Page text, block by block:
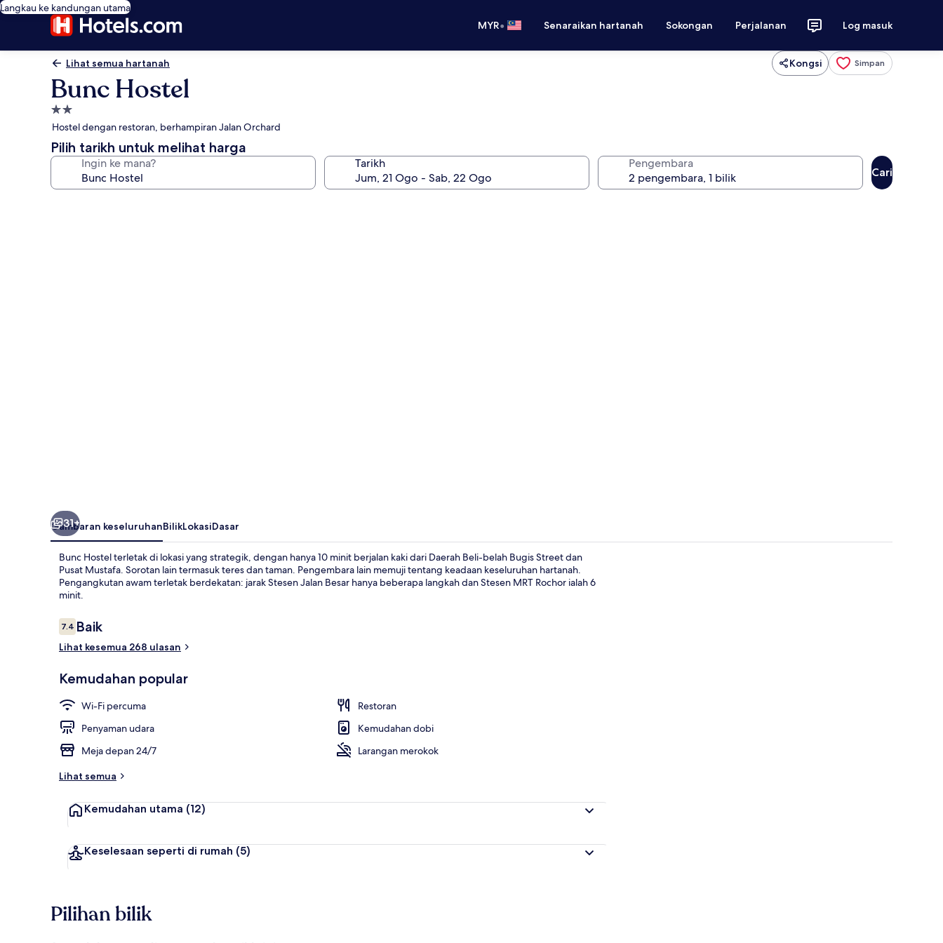
Langkau ke kandungan utama
MYR• Senaraikan hartanah Sokongan Perjalanan Log masuk
Lihat semua hartanah Kongsi Simpan
Bunc Hostel
Hartanah
2.0
bintang
Hostel dengan restoran, berhampiran Jalan Orchard
Pilih tarikh untuk melihat harga
Ingin ke mana? Tarikh Pengembara
Cari
31+
Gambaran keseluruhanBilikLokasiDasar
Bunc Hostel terletak di lokasi yang strategik, dengan hanya 10 minit berjalan kaki dari Daerah Beli-belah Bugis Street dan
Pusat Mustafa. Sorotan lain termasuk teres dan taman. Pengembara lain memuji tentang keadaan keseluruhan hartanah.
Pengangkutan awam terletak berdekatan: jarak Stesen Jalan Besar hanya beberapa langkah dan Stesen MRT Rochor ialah 6
minit.
Ulasan
7.47.4 daripada 10
Baik
Lihat kesemua 268 ulasan
Kemudahan popular
Wi-Fi percuma
Restoran
Penyaman udara
Kemudahan dobi
Meja depan 24/7
Larangan merokok
Lihat semua
Kemudahan utama (12)
Keselesaan seperti di rumah (5)
Pilihan bilik